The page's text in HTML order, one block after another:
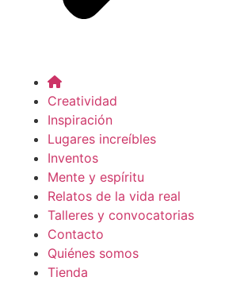
Creatividad
Inspiración
Lugares increíbles
Inventos
Mente y espíritu
Relatos de la vida real
Talleres y convocatorias
Contacto
Quiénes somos
Tienda